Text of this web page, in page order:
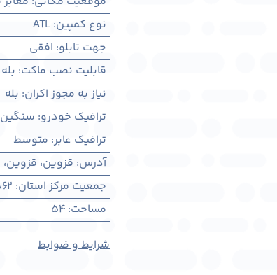
نوع کمپین:
ATL
جهت تابلو: افقی
قابلیت نصب ماکت: بله
نیاز به مجوز اکران: بله
ترافیک خودرو: سنگین
ترافیک عابر: متوسط
آدرس: قزوين،
جمعیت مرکز استان:
مساحت:
54
شرایط و ضوابط